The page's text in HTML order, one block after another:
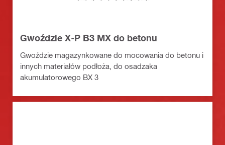
Gwoździe X-P B3 MX do betonu
Gwoździe magazynkowane do mocowania do betonu i
innych materiałów podłoża, do osadzaka
akumulatorowego BX 3